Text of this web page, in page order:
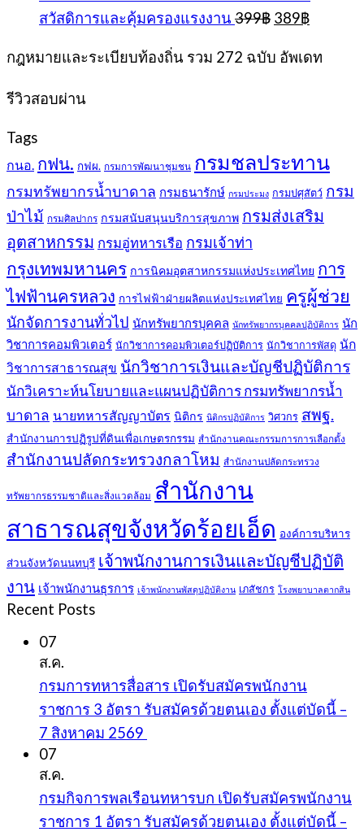
399฿.389฿.
สวัสดิการและคุ้มครองแรงงาน 399฿ Original
was:
389฿Current
is:
กฎหมายและระเบียบท้องถิ่น รวม 272 ฉบับ อัพเดท
รีวิวสอบผ่าน
Tags
กนอ. กฟน. กฟผ. กรมการพัฒนาชุมชน กรมชลประทาน
กรมทรัพยากรน้ำบาดาล กรมธนารักษ์ กรมประมง กรมปศุสัตว์ กรม
ป่าไม้ กรมศิลปากร กรมสนับสนุนบริการสุขภาพ กรมส่งเสริม
อุตสาหกรรม กรมอู่ทหารเรือ กรมเจ้าท่า
กรุงเทพมหานคร การนิคมอุตสาหกรรมแห่งประเทศไทย การ
ไฟฟ้านครหลวง การไฟฟ้าฝ่ายผลิตแห่งประเทศไทย ครูผู้ช่วย
นักจัดการงานทั่วไป นักทรัพยากรบุคคล นักทรัพยากรบุคคลปฏิบัติการ นัก
วิชาการคอมพิวเตอร์ นักวิชาการคอมพิวเตอร์ปฏิบัติการ นักวิชาการพัสดุ นัก
วิชาการสาธารณสุข นักวิชาการเงินและบัญชีปฏิบัติการ
นักวิเคราะห์นโยบายและแผนปฏิบัติการ กรมทรัพยากรน้ำ
บาดาล นายทหารสัญญาบัตร นิติกร นิติกรปฏิบัติการ วิศวกร สพฐ.
สำนักงานการปฏิรูปที่ดินเพื่อเกษตรกรรม สำนักงานคณะกรรมการการเลือกตั้ง
สำนักงานปลัดกระทรวงกลาโหม สำนักงานปลัดกระทรวง
ทรัพยากรธรรมชาติและสิ่งแวดล้อม สำนักงาน
สาธารณสุขจังหวัดร้อยเอ็ด องค์การบริหาร
ส่วนจังหวัดนนทบุรี เจ้าพนักงานการเงินและบัญชีปฏิบัติ
งาน เจ้าพนักงานธุรการ เจ้าพนักงานพัสดุปฏิบัติงาน เภสัชกร โรงพยาบาลตากสิน
Recent Posts
07
ส.ค.
กรมการทหารสื่อสาร เปิดรับสมัครพนักงาน
ราชการ 3 อัตรา รับสมัครด้วยตนเอง ตั้งแต่บัดนี้ –
7 สิงหาคม 2569
07
ส.ค.
กรมกิจการพลเรือนทหารบก เปิดรับสมัครพนักงาน
ราชการ 1 อัตรา รับสมัครด้วยตนเอง ตั้งแต่บัดนี้ –